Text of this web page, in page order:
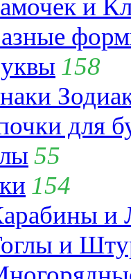
и
158
для
55
154
и
и